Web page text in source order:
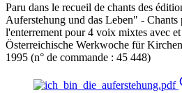
Paru dans le recueil de chants des
Auferstehung und das Leben" - Chants
l'enterrement pour 4 voix mixtes avec
Österreichische Werkwoche für
1995 (n° de commande : 45 448)